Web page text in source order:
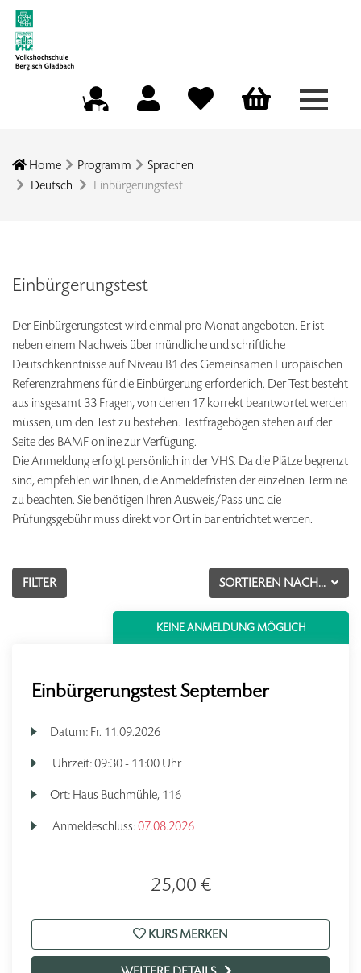
Menü
Home Programm
Sprachen
Deutsch
Einbürgerungstest
Einbürgerungstest
Der Einbürgerungstest wird einmal pro Monat angeboten. Er ist
neben einem Nachweis über mündliche und schriftliche
Deutschkenntnisse auf Niveau B1 des Gemeinsamen Europäischen
Referenzrahmens für die Einbürgerung erforderlich. Der Test besteht
aus insgesamt 33 Fragen, von denen 17 korrekt beantwortet werden
müssen, um den Test zu bestehen. Testfragebögen stehen auf der
Seite des BAMF online zur Verfügung.
Die Anmeldung erfolgt persönlich in der VHS. Da die Plätze begrenzt
sind, empfehlen wir Ihnen, die Anmeldefristen der einzelnen Termine
zu beachten. Sie benötigen Ihren Ausweis/Pass und die
Prüfungsgebühr muss direkt vor Ort in bar entrichtet werden.
SORTIEREN NACH...
FILTER
KEINE ANMELDUNG MÖGLICH
Einbürgerungstest September
Datum: Fr. 11.09.2026
Uhrzeit:09:30 - 11:00 Uhr
Ort: Haus Buchmühle, 116
Anmeldeschluss:07.08.2026
25,00 €
KURS MERKEN